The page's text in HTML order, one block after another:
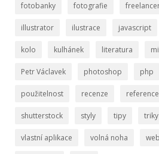
fotobanky fotografie
illustrator ilustrace javascript
kolo kulhánek literatura
Petr Václavek photoshop php
použitelnost recenze reference
shutterstock styly tipy triky
vlastní aplikace volná noha web